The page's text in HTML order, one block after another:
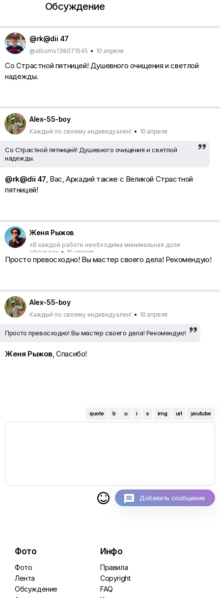
Обсуждение
@rk@dii 47
@albums138071545 • 10 апреля
Со Страстной пятницей! Душевного очищения и светлой
надежды.
Alex-55-boy
Каждый по своему индивидуален! • 10 апреля
Со Страстной пятницей! Душевного очищения и светлой
надежды.
@rk@dii 47, Вас, Аркадий также с Великой Страстной
пятницей!
Женя Рыжов
«В каждой работе необходима минимальная доля
абсурда» • 10 апреля
Просто превосходно! Вы мастер своего дела! Рекомендую!
Alex-55-boy
Каждый по своему индивидуален! • 10 апреля
Просто превосходно! Вы мастер своего дела! Рекомендую!
Женя Рыжов, Спасибо!
quote b u i s img url youtube
 Добавить сообщение
Фото
Фото
Лента
Обсуждение
Инфо
Правила
Copyright
FAQ